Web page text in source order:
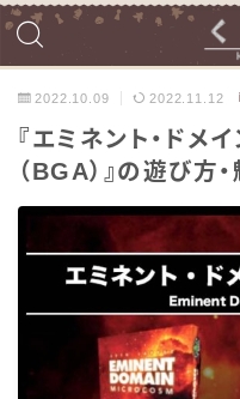
2022.10.09 2022.11.12
『エミネント・ドメ
（BGA）』の遊び方